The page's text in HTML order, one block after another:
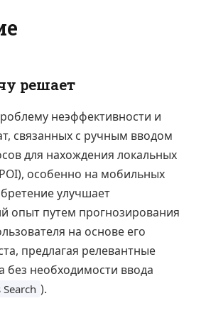
решает
неэффективности и
связанных с ручным вводом
для нахождения локальных
особенно на мобильных
улучшает
опыт путем прогнозирования
на основе его
предлагая релевантные
без необходимости ввода
).